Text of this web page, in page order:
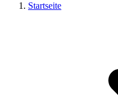
Startseite